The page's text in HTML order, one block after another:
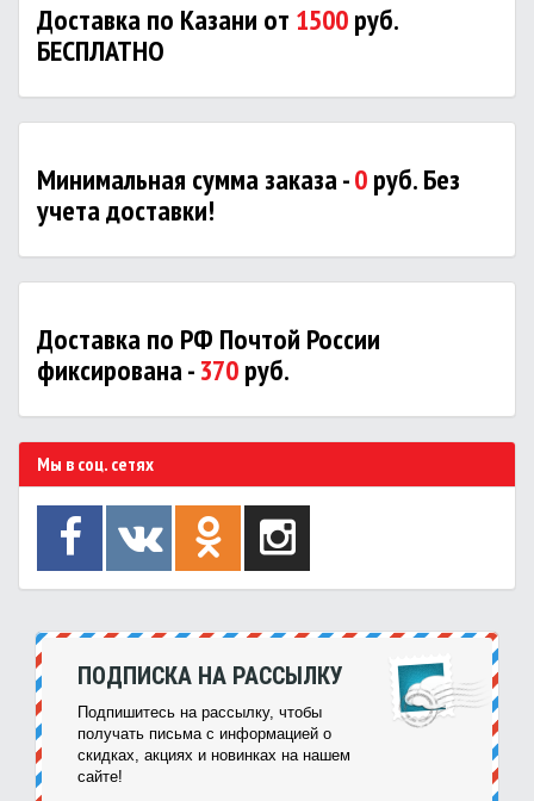
Доставка по Казани от 1500руб.
БЕСПЛАТНО
Минимальная сумма заказа -0руб. Без
учета доставки!
Доставка по РФ Почтой России
фиксирована -370руб.
Мы в соц. сетях
ПОДПИСКА НА РАССЫЛКУ
Подпишитесь на рассылку, чтобы
получать письма с информацией о
скидках, акциях и новинках на нашем
сайте!